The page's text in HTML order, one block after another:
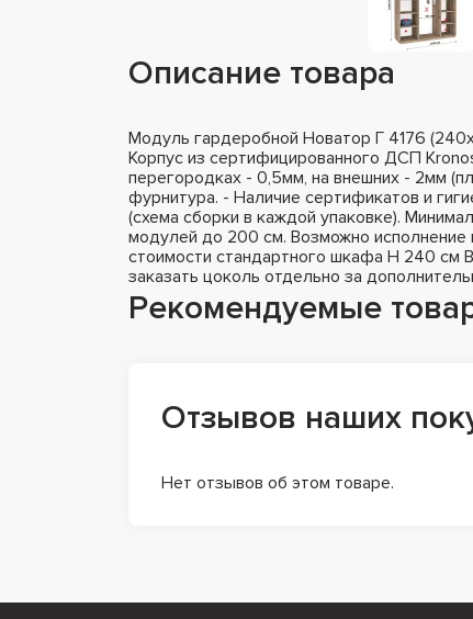
Описание товара
Модуль гардеробной Новатор Г 4176
Корпус из сертифицированного ДСП
перегородках - 0,5мм, на внешних - 2мм
фурнитура. - Наличие сертификатов и
(схема сборки в каждой упаковке).
модулей до 200 см. Возможно
стоимости стандартного шкафа H 240 см
заказать цоколь отдельно за
Рекомендуемые
Отзывов наших
Нет отзывов об этом товаре.